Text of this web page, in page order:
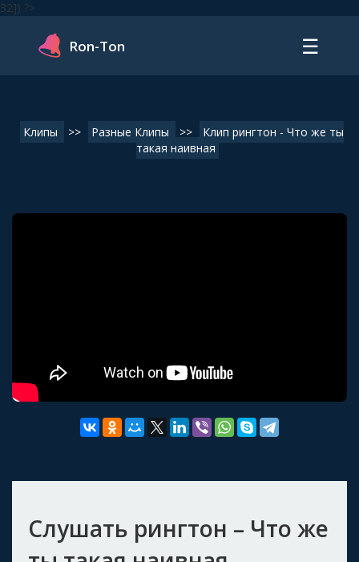
32]) ?>
Ron-Ton ☰
Клипы >> Разные Клипы >>
Клип рингтон - Что же ты
такая наивная
Слушать рингтон – Что же